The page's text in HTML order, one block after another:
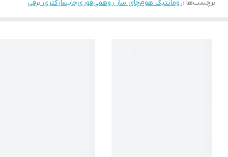
برچسب‌ها :رومانتیک هومچای ساز روهمیقوریچایسازکتری برقی